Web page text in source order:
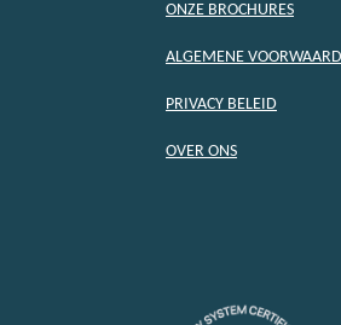
ONZE BROCHURES
ALGEMENE
PRIVACY BELEID
OVER ONS